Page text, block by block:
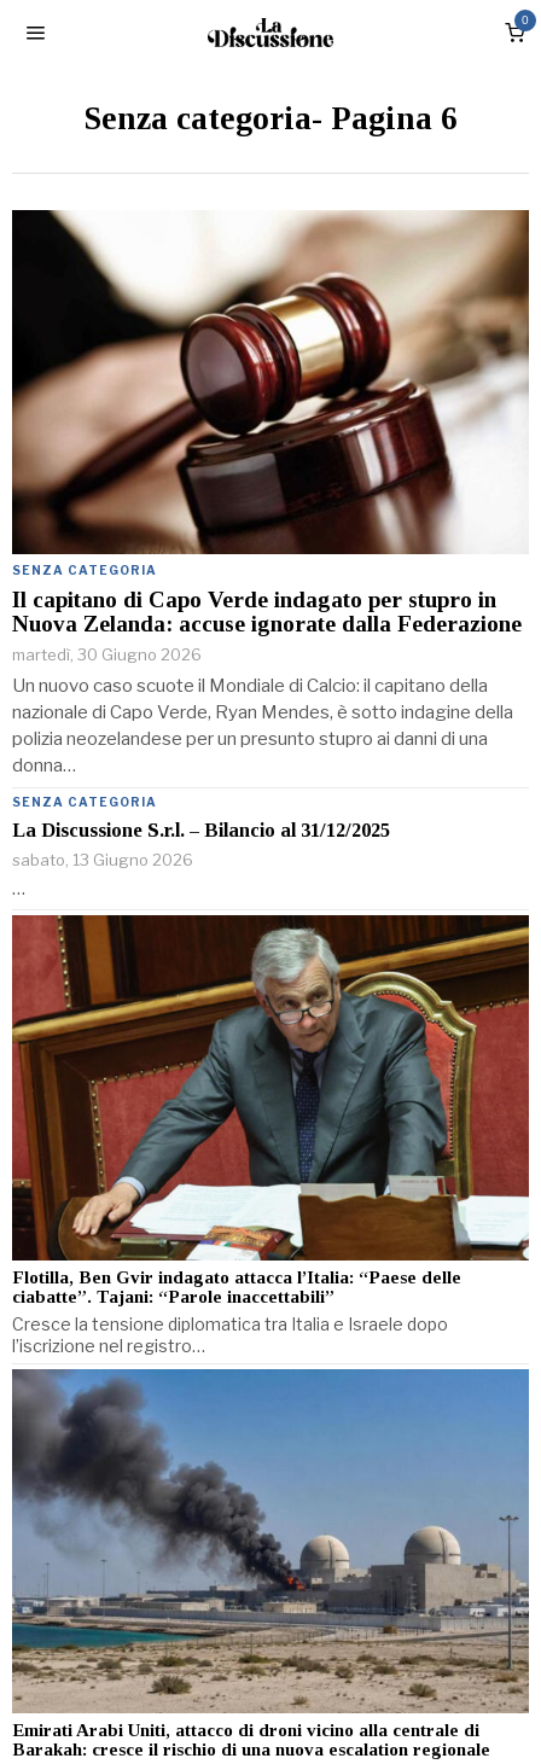
0
Senza categoria- Pagina 6
SENZA CATEGORIA
Il capitano di Capo Verde indagato per stupro in
Nuova Zelanda: accuse ignorate dalla Federazione
martedì, 30 Giugno 2026
Un nuovo caso scuote il Mondiale di Calcio: il capitano della
nazionale di Capo Verde, Ryan Mendes, è sotto indagine della
polizia neozelandese per un presunto stupro ai danni di una
donna…
SENZA CATEGORIA
La Discussione S.r.l. – Bilancio al 31/12/2025
sabato, 13 Giugno 2026
…
Flotilla, Ben Gvir indagato attacca l’Italia: “Paese delle
ciabatte”. Tajani: “Parole inaccettabili”
Cresce la tensione diplomatica tra Italia e Israele dopo
l’iscrizione nel registro…
Emirati Arabi Uniti, attacco di droni vicino alla centrale di
Barakah: cresce il rischio di una nuova escalation regionale